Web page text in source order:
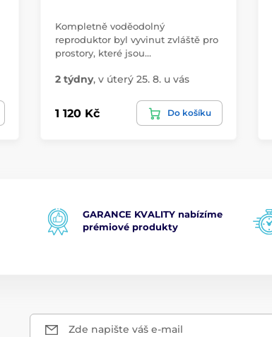
Kompletně voděodolný
reproduktor byl vyvinut zvláště pro
prostory, které jsou…
2 týdny, v úterý 25. 8. u vás
1 120 Kč Do košíku
GARANCE KVALITY nabízíme
prémiové produkty
Zde napište váš e-mail